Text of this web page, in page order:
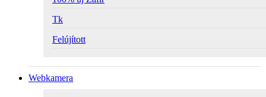
Tk
Felújított
Webkamera